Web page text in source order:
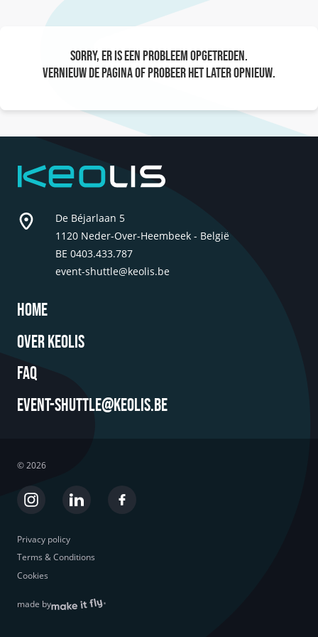
Sorry, er is een probleem opgetreden.
Vernieuw de pagina of probeer het later opnieuw.
Keolis Event-Shuttle
De Béjarlaan 5
1120 Neder-Over-Heembeek - België
BE 0403.433.787
event-shuttle@keolis.be
Footer navigation
Home
Over Keolis
FAQ
event-shuttle@keolis.be
©2026
Social media
Instagram . Opens in new tab
Linkedin. Opens in new tab
Facebook
Legal
Privacy policy
Terms & Conditions
Cookies
made by
- Opens in new tab